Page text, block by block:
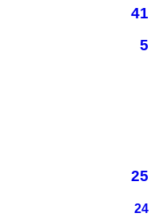
41
5
25
24